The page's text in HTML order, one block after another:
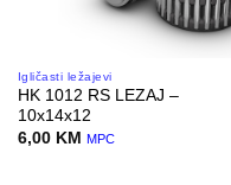
Igličasti ležajevi
HK 1012 RS LEZAJ –
10x14x12
6,00 KM MPC